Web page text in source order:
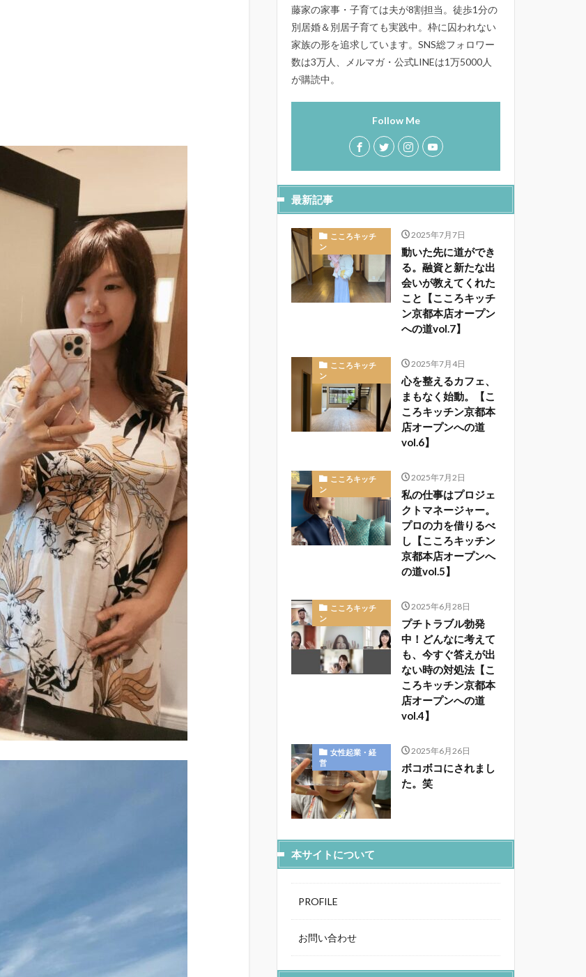
藤家の家事・子育ては夫が8割担当。徒歩1分の
別居婚＆別居子育ても実践中。枠に囚われない
家族の形を追求しています。SNS総フォロワー
数は3万人、メルマガ・公式LINEは1万5000人
が購読中。
Follow Me
最新記事
こころキッチ
ン
2025年7月7日
動いた先に道ができ
る。融資と新たな出
会いが教えてくれた
こと【こころキッチ
ン京都本店オープン
への道vol.7】
こころキッチ
ン
2025年7月4日
心を整えるカフェ、
まもなく始動。【こ
ころキッチン京都本
店オープンへの道
vol.6】
こころキッチ
ン
2025年7月2日
私の仕事はプロジェ
クトマネージャー。
プロの力を借りるべ
し【こころキッチン
京都本店オープンへ
の道vol.5】
こころキッチ
ン
2025年6月28日
プチトラブル勃発
中！どんなに考えて
も、今すぐ答えが出
ない時の対処法【こ
ころキッチン京都本
店オープンへの道
vol.4】
女性起業・経
営
2025年6月26日
ボコボコにされまし
た。笑
本サイトについて
PROFILE
お問い合わせ